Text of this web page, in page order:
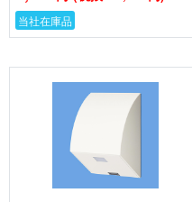
当社在庫品